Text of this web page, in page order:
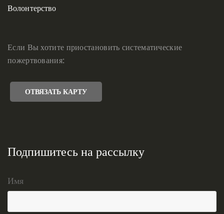
Волонтерство
Если Вы хотите приостановить систематические
пожертвования:
ОТВЯЗАТЬ КАРТУ
Подпишитесь на рассылку
Имя